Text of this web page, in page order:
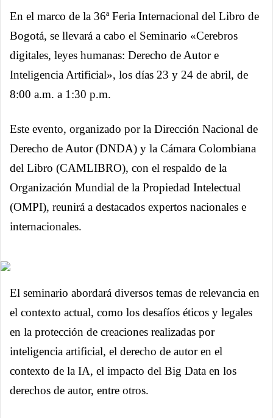
En el marco de la 36ª Feria Internacional del Libro de
Bogotá, se llevará a cabo el Seminario «Cerebros
digitales, leyes humanas: Derecho de Autor e
Inteligencia Artificial», los días 23 y 24 de abril, de
8:00 a.m. a 1:30 p.m.
Este evento, organizado por la Dirección Nacional de
Derecho de Autor (DNDA) y la Cámara Colombiana
del Libro (CAMLIBRO), con el respaldo de la
Organización Mundial de la Propiedad Intelectual
(OMPI), reunirá a destacados expertos nacionales e
internacionales.
El seminario abordará diversos temas de relevancia en
el contexto actual, como los desafíos éticos y legales
en la protección de creaciones realizadas por
inteligencia artificial, el derecho de autor en el
contexto de la IA, el impacto del Big Data en los
derechos de autor, entre otros.